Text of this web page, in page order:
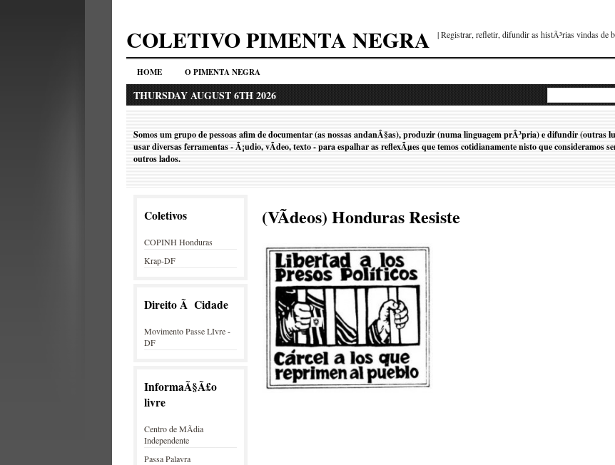
COLETIVO PIMENTA NEGRA | Registrar, refletir, difundir as histÃ³rias vindas de
HOME O PIMENTA NEGRA
THURSDAY AUGUST 6TH 2026
Somos um grupo de pessoas afim de documentar (as nossas andanÃ§as), produzir (numa linguagem prÃ³pria) e difundir (outras
usar diversas ferramentas - Ã¡udio, vÃ­deo, texto - para espalhar as reflexÃµes que temos cotidianamente nisto que consideramos
outros lados.
Coletivos
COPINH Honduras
Krap-DF
Direito Ã Cidade
Movimento Passe LIvre -
DF
InformaÃ§Ã£o
livre
Centro de MÃ­dia
Independente
Passa Palavra
(VÃ­deos) Honduras Resiste